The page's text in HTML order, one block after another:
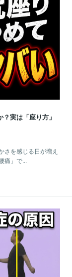
実は「座り方」
さを感じる日が増え
痛」で...